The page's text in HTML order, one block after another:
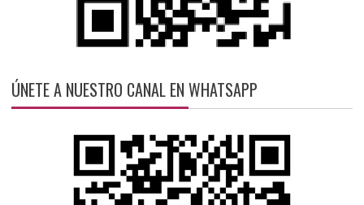
ÚNETE A NUESTRO CANAL EN WHATSAPP